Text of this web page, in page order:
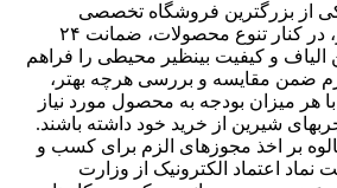
از بزرگترین فروشگاه تخصصی
فروش فرش در کشور، در کنار تنوع محصولات، ضمانت ۲۴
الیاف و کیفیت بینظیر محیطی را فراهم
ضمن مقایسه و بررسی هرچه بهتر،
با هر میزان بودجه به محصول مورد نیاز
شیرین از خرید خود داشته باشند.
بر اخذ مجوزهای الزم برای کسب و
نماد اعتماد الکترونیک از وزارت